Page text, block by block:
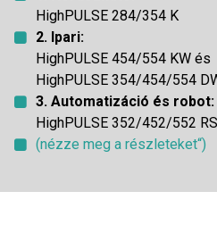
HighPULSE 284/354 K
2. Ipari:
HighPULSE 454/554 KW és
HighPULSE 354/454/554
3. Automatizáció és robot:
HighPULSE 352/452/552 RS
(nézze meg a részleteket“)